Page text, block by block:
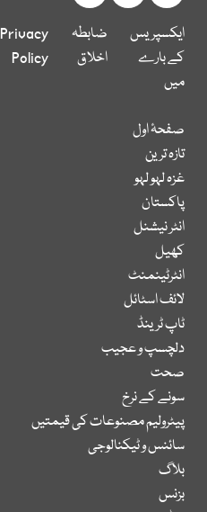
ایکسپریس
کے بارے
میں
ضابطہ
اخلاق
Privacy
Policy
صفحۂ اول
تازہ ترین
غزہ لہو لہو
پاکستان
انٹر نیشنل
کھیل
انٹرٹینمنٹ
لائف اسٹائل
ٹاپ ٹرینڈ
دلچسپ و عجیب
صحت
سونے کے نرخ
پیٹرولیم مصنوعات کی قیمتیں
سائنس و ٹیکنالوجی
بلاگ
بزنس